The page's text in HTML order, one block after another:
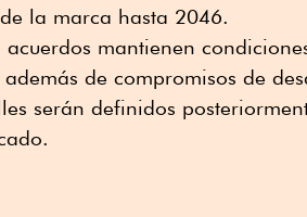
la marca hasta 2046.
acuerdos mantienen
de compromisos de
serán definidos